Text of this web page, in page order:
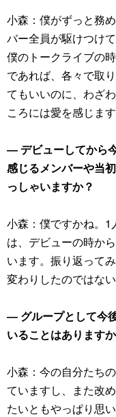
小森：僕がずっと務
バー全員が駆けつけ
僕のトークライブの
であれば、各々で取
てもいいのに、わざ
ころには愛を感じます
― デビューしてから
感じるメンバーや当
っしゃいますか？
小森：僕ですかね。1
は、デビューの時か
います。振り返って
変わりしたのではな
― グループとして今
いることはあります
小森：今の自分たち
ていますし、また改
たいともやっぱり思